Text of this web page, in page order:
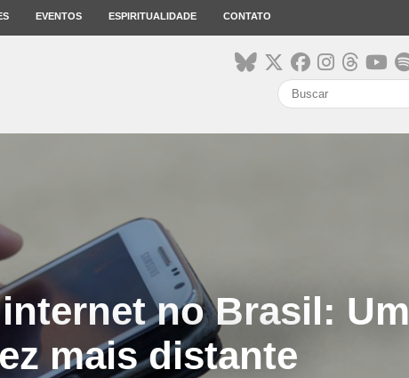
EVENTOS ESPIRITUALIDADE CONTATO
no Brasil: Um
mais distante